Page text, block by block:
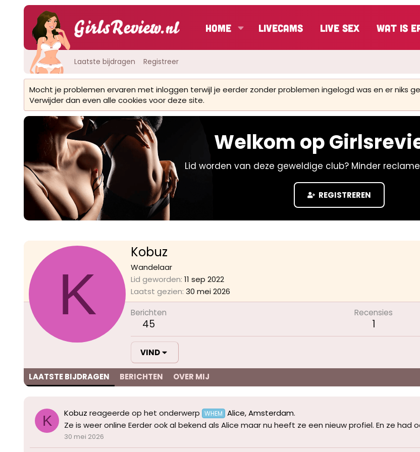
Home LiveCams Live Sex Wat is
Laatste bijdragen Registreer
Mocht je problemen ervaren met inloggen terwijl je eerder zonder problemen ingelogd was en er niks
Verwijder dan even alle cookies voor deze site.
Welkom op
Lid worden van deze geweldige club? Minder
REGISTREREN
K
Kobuz
Wandelaar
Lid geworden 11 sep 2022
Laatst gezien 30 mei 2026
Berichten
45
Recensies
1
VIND
LAATSTE BIJDRAGEN BERICHTEN OVER MIJ
K Kobuz reageerde op het onderwerp WHEM Alice, Amsterdam.
Ze is weer online Eerder ook al bekend als Alice maar nu heeft ze een nieuw profiel. En ze had
30 mei 2026